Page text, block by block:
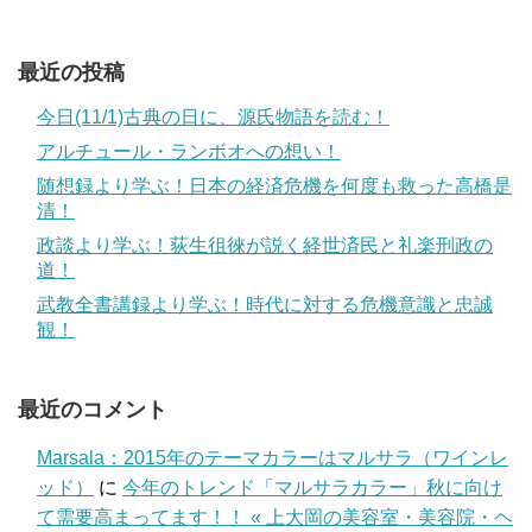
最近の投稿
今日(11/1)古典の日に、源氏物語を読む！
アルチュール・ランボオへの想い！
随想録より学ぶ！日本の経済危機を何度も救った高橋是
清！
政談より学ぶ！荻生徂徠が説く経世済民と礼楽刑政の
道！
武教全書講録より学ぶ！時代に対する危機意識と忠誠
観！
最近のコメント
Marsala：2015年のテーマカラーはマルサラ（ワインレ
ッド）
に 今年のトレンド「マルサラカラー」秋に向け
て需要高まってます！！ « 上大岡の美容室・美容院・ヘ